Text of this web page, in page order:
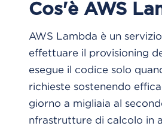
Cos'è AWS
AWS Lambda è un
effettuare il provisioning
esegue il codice solo
richieste sostenendo
giorno a migliaia al
nfrastrutture di calcolo in